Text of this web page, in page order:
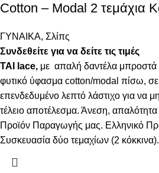
Cotton – Modal 2 τεμάχια
ΓΥΝΑΙΚΑ, Σλίπς
Συνδεθείτε για να δείτε τις τιμές
ΤΑΙ lace, με απαλή δαντέλα μπροστά
φυτικό ύφασμα cotton/modal πίσω,
επενδεδυμένο λεπτό λάστιχο για να
τέλειο αποτέλεσμα. Άνεση,
Προϊόν Παραγωγής μας. Ελληνικό
Συσκευασία δύο τεμαχίων (2 κόκκινα).